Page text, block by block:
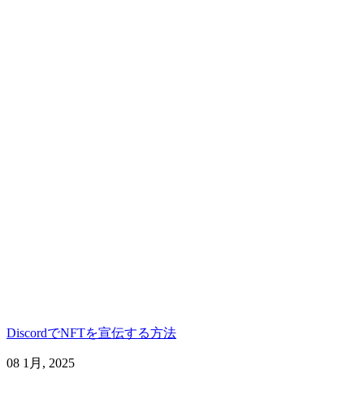
DiscordでNFTを宣伝する方法
08 1月, 2025